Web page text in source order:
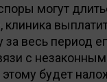
могут
клиника
за весь период
с
будет